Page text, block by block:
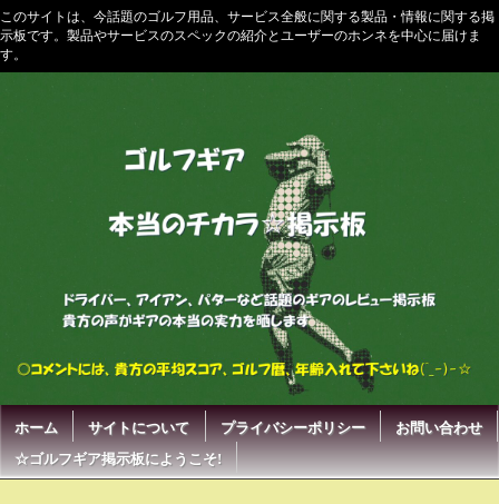
このサイトは、今話題のゴルフ用品、サービス全般に関する製品・情報に関する掲
示板です。製品やサービスのスペックの紹介とユーザーのホンネを中心に届けま
す。
ホーム サイトについて プライバシーポリシー
お問い合わせ
☆ゴルフギア掲示板にようこそ!